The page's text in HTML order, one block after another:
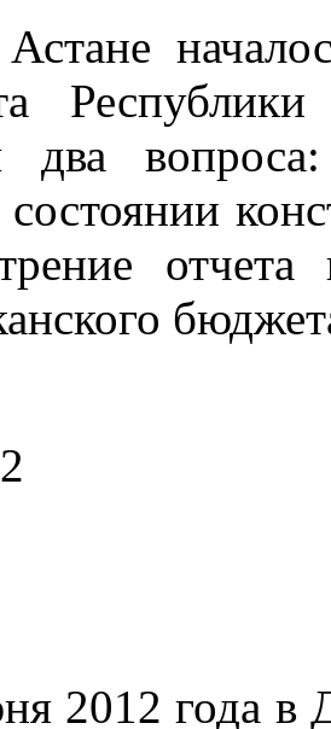
началось
два
отчета
года в